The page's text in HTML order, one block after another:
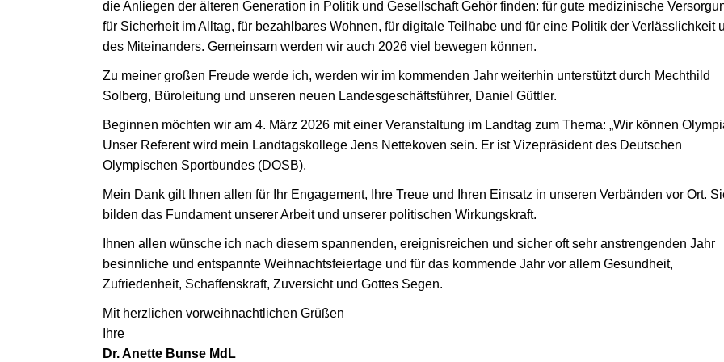
die Anliegen der älteren Generation in Politik und Gesellschaft Gehör finden: für gute medizinische
für Sicherheit im Alltag, für bezahlbares Wohnen, für digitale Teilhabe und für eine Politik der Verlässlichkeit
des Miteinanders. Gemeinsam werden wir auch 2026 viel bewegen können.
Zu meiner großen Freude werde ich, werden wir im kommenden Jahr weiterhin unterstützt durch Mechthild
Solberg, Büroleitung und unseren neuen Landesgeschäftsführer, Daniel Güttler.
Beginnen möchten wir am 4. März 2026 mit einer Veranstaltung im Landtag zum Thema: „Wir können
Unser Referent wird mein Landtagskollege Jens Nettekoven sein. Er ist Vizepräsident des Deutschen
Olympischen Sportbundes (DOSB).
Mein Dank gilt Ihnen allen für Ihr Engagement, Ihre Treue und Ihren Einsatz in unseren Verbänden vor Ort.
bilden das Fundament unserer Arbeit und unserer politischen Wirkungskraft.
Ihnen allen wünsche ich nach diesem spannenden, ereignisreichen und sicher oft sehr anstrengenden Jahr
besinnliche und entspannte Weihnachtsfeiertage und für das kommende Jahr vor allem Gesundheit,
Zufriedenheit, Schaffenskraft, Zuversicht und Gottes Segen.
Mit herzlichen vorweihnachtlichen Grüßen
Ihre
Dr. Anette Bunse MdL